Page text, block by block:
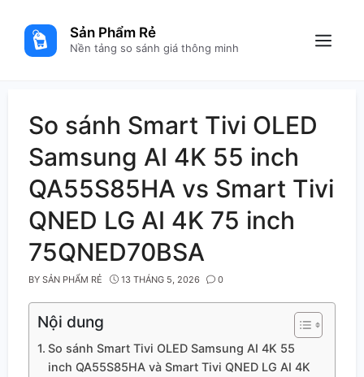
content
Sản Phẩm Rẻ
Nền tảng so sánh giá thông minh Menu
So sánh Smart Tivi OLED
Samsung AI 4K 55 inch
QA55S85HA vs Smart Tivi
QNED LG AI 4K 75 inch
75QNED70BSA
BY SẢN PHẨM RẺ 13 THÁNG 5, 2026 0
Nội dung
So sánh Smart Tivi OLED Samsung AI 4K 55
inch QA55S85HA và Smart Tivi QNED LG AI 4K